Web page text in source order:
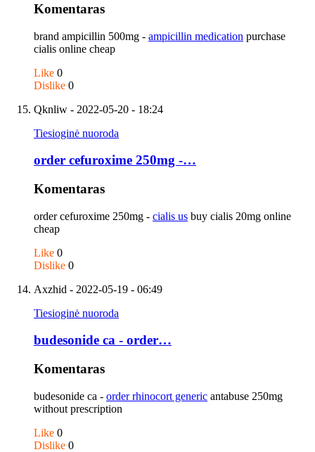
Komentaras
brand ampicillin 500mg - ampicillin medication purchase
cialis online cheap
Like 0
Dislike 0
Qknliw - 2022-05-20 - 18:24
Tiesioginė nuoroda
order cefuroxime 250mg -…
Komentaras
order cefuroxime 250mg - cialis us buy cialis 20mg online
cheap
Like 0
Dislike 0
Axzhid - 2022-05-19 - 06:49
Tiesioginė nuoroda
budesonide ca - order…
Komentaras
budesonide ca - order rhinocort generic antabuse 250mg
without prescription
Like 0
Dislike 0